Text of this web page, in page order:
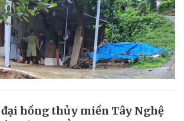
hồng thủy miền Tây Nghệ